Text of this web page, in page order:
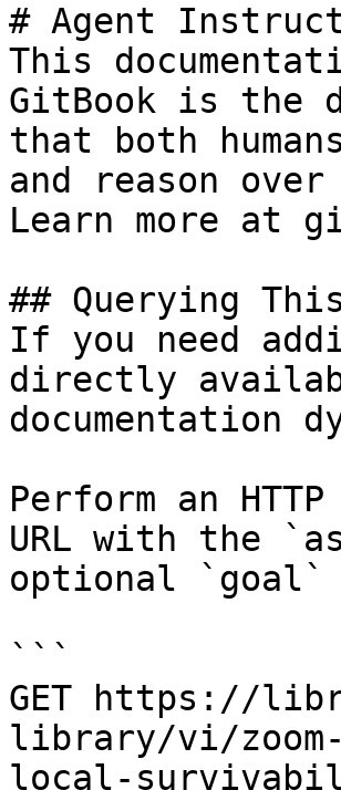
# Agent
This
GitBook is the
that both
and reason
Learn more at
## Querying
If you need
directly
documentation
Perform an
URL with the
optional `goal`
```
GET https://
library/vi/zoom-
local-